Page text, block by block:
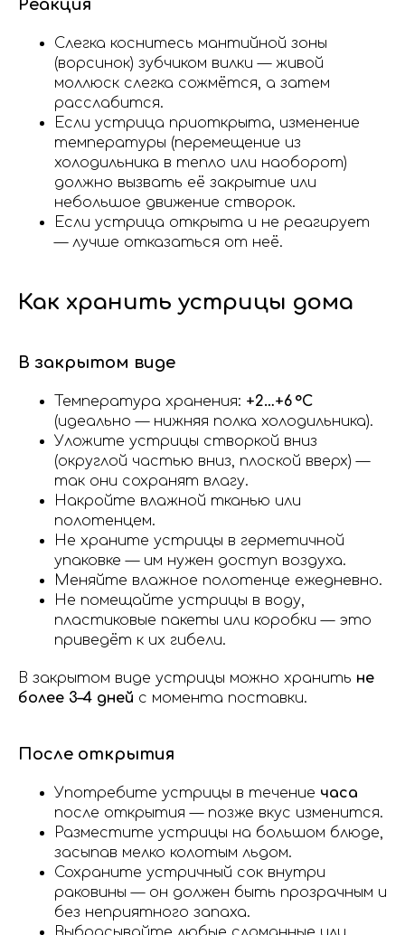
Реакция
Слегка коснитесь мантийной зоны
(ворсинок) зубчиком вилки — живой
моллюск слегка сожмётся, а затем
расслабится.
Если устрица приоткрыта, изменение
температуры (перемещение из
холодильника в тепло или наоборот)
должно вызвать её закрытие или
небольшое движение створок.
Если устрица открыта и не реагирует
— лучше отказаться от неё.
Как хранить устрицы дома
В закрытом виде
Температура хранения: +2…+6 °C
(идеально — нижняя полка холодильника).
Уложите устрицы створкой вниз
(округлой частью вниз, плоской вверх) —
так они сохранят влагу.
Накройте влажной тканью или
полотенцем.
Не храните устрицы в герметичной
упаковке — им нужен доступ воздуха.
Меняйте влажное полотенце ежедневно.
Не помещайте устрицы в воду,
пластиковые пакеты или коробки — это
приведёт к их гибели.
В закрытом виде устрицы можно хранить не
более 3–4 дней с момента поставки.
После открытия
Употребите устрицы в течение часа
после открытия — позже вкус изменится.
Разместите устрицы на большом блюде,
засыпав мелко колотым льдом.
Сохраните устричный сок внутри
раковины — он должен быть прозрачным и
без неприятного запаха.